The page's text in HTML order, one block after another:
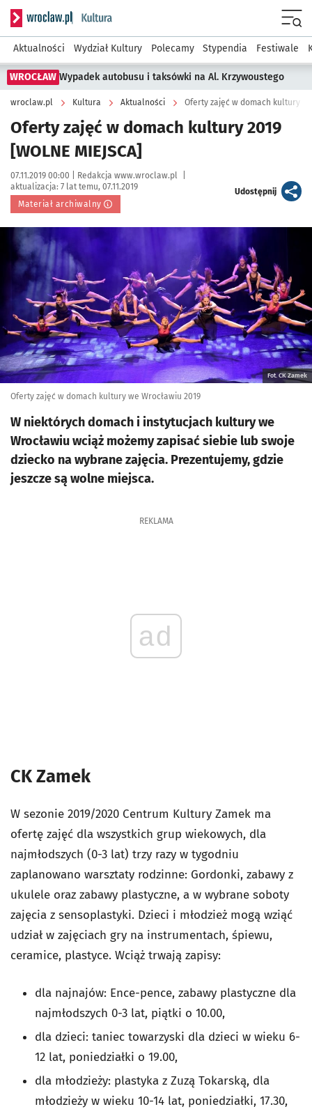
Serwis informacyjny wroclaw.pl podserwis: Kultura
Aktualności Wydział Kultury Polecamy Stypendia Festiwale
WROCŁAW Wypadek autobusu i taksówki na Al. Krzywoustego
wroclaw.pl Kultura Aktualności Oferty zajęć w domach kultury
Oferty zajęć w domach kultury 2019
[WOLNE MIEJSCA]
Data publikacji:
07.11.2019 00:00 | Autor:
Redakcja www.wroclaw.pl
aktualizacja: 7 lat temu, 07.11.2019
Materiał archiwalny
Udostępnijartykuł
Kliknij, aby powiększyć
Fot. CK Zamek
Oferty zajęć w domach kultury we Wrocławiu 2019
W niektórych domach i instytucjach kultury we
Wrocławiu wciąż możemy zapisać siebie lub swoje
dziecko na wybrane zajęcia. Prezentujemy, gdzie
jeszcze są wolne miejsca.
REKLAMA
ad
CK Zamek
W sezonie 2019/2020 Centrum Kultury Zamek ma
ofertę zajęć dla wszystkich grup wiekowych, dla
najmłodszych (0-3 lat) trzy razy w tygodniu
zaplanowano warsztaty rodzinne: Gordonki, zabawy z
ukulele oraz zabawy plastyczne, a w wybrane soboty
zajęcia z sensoplastyki. Dzieci i młodzież mogą wziąć
udział w zajęciach gry na instrumentach, śpiewu,
ceramice, plastyce. Wciąż trwają zapisy:
dla najnajów: Ence-pence, zabawy plastyczne dla
najmłodszych 0-3 lat, piątki o 10.00,
dla dzieci: taniec towarzyski dla dzieci w wieku 6-
12 lat, poniedziałki o 19.00,
dla młodzieży: plastyka z Zuzą Tokarską, dla
młodzieży w wieku 10-14 lat, poniedziałki, 17.30,